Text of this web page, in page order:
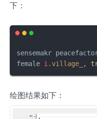
下：
sensemakr
female i.village_ ,
绘图结果如下：